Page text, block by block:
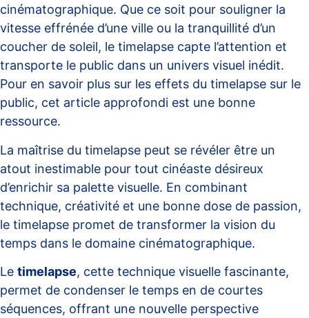
cinématographique. Que ce soit pour souligner la
vitesse effrénée d’une ville ou la tranquillité d’un
coucher de soleil, le timelapse capte l’attention et
transporte le public dans un univers visuel inédit.
Pour en savoir plus sur les effets du timelapse sur le
public, cet article approfondi est une bonne
ressource.
La maîtrise du timelapse peut se révéler être un
atout inestimable pour tout cinéaste désireux
d’enrichir sa palette visuelle. En combinant
technique, créativité et une bonne dose de passion,
le timelapse promet de transformer la vision du
temps dans le domaine cinématographique.
Le timelapse, cette technique visuelle fascinante,
permet de condenser le temps en de courtes
séquences, offrant une nouvelle perspective